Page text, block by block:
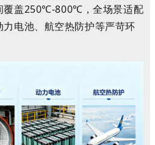
覆盖250℃-800℃，全场景适配
电池、航空热防护等严苛环